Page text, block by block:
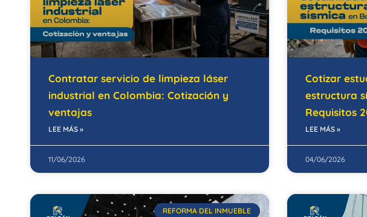
Contratar servicio de limpieza láser
industrial en Colombia: Cotización y
ventajas
LEE MÁS »
11/06/2026
Cotizar
estructura
Requisitos
LEE MÁS »
04/06/2026
REFORMA DEL INMUEBLE